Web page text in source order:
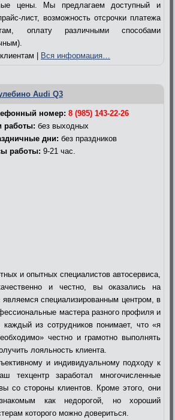
цены. Мы предлагаем доступный и
лист, возможность отсрочки платежа
оплату различными способами
| Вся информация…
Audi Q3
номер: 8 (985) 143-22-26
работы: без выходных
дни: без праздников
работы: 9-21 час.
и опытных специалистов автосервиса,
и честно, вы оказались на
специализированным центром, в
мастера разного профиля и
каждый из сотрудников понимает, что «я
честно и грамотно выполнять
лояльность клиента.
и индивидуальному подходу к
техцентр заработал многочисленные
со стороны клиентов. Кроме этого, они
как недорогой, но хороший
которого можно довериться.